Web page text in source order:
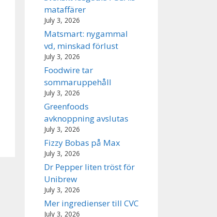
mataffärer
July 3, 2026
Matsmart: nygammal
vd, minskad förlust
July 3, 2026
Foodwire tar
sommaruppehåll
July 3, 2026
Greenfoods
avknoppning avslutas
July 3, 2026
Fizzy Bobas på Max
July 3, 2026
Dr Pepper liten tröst för
Unibrew
July 3, 2026
Mer ingredienser till CVC
July 3, 2026